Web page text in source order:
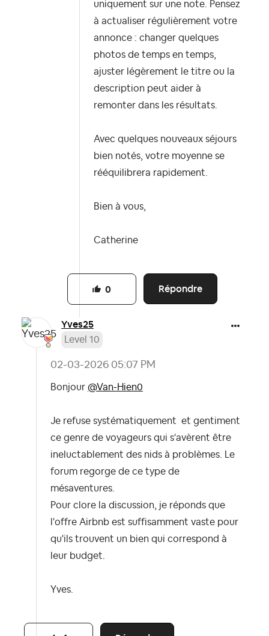
uniquement sur une note. Pensez
à actualiser régulièrement votre
annonce : changer quelques
photos de temps en temps,
ajuster légèrement le titre ou la
description peut aider à
remonter dans les résultats.
Avec quelques nouveaux séjours
bien notés, votre moyenne se
rééquilibrera rapidement.
Bien à vous,
Catherine
Répondre
0
Yves25
Level 10
‎02-03-2026 05:07 PM
Bonjour @Van-Hien0
Je refuse systématiquement et gentiment
ce genre de voyageurs qui s'avèrent être
ineluctablement des nids à problèmes. Le
forum regorge de ce type de
mésaventures.
Pour clore la discussion, je réponds que
l'offre Airbnb est suffisamment vaste pour
qu'ils trouvent un bien qui correspond à
leur budget.
Yves.